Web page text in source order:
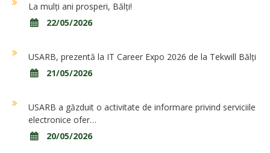
La mulți ani prosperi, Bălți!
22/05/2026
USARB, prezentă la IT Career Expo 2026 de la Tekwill Bălți
21/05/2026
USARB a găzduit o activitate de informare privind serviciile
electronice ofer…
20/05/2026